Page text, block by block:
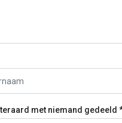
met niemand gedeeld